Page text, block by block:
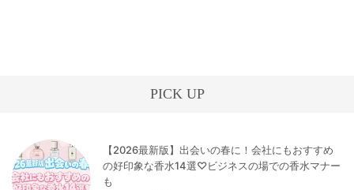
PICK UP
【2026最新版】出会いの春に！会社にもおすすめ
の好印象な香水14選♡ビジネスの場での香水マナー
も